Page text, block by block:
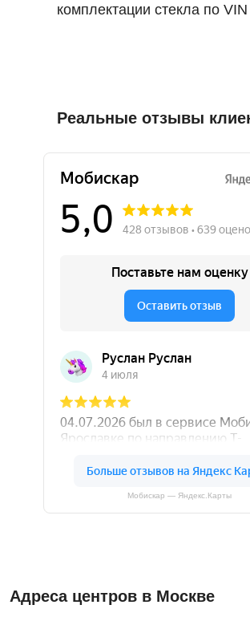
комплектации стекла по
Реальные отзывы
Мобискар — Яндекс.Карты
Адреса центров в Москве